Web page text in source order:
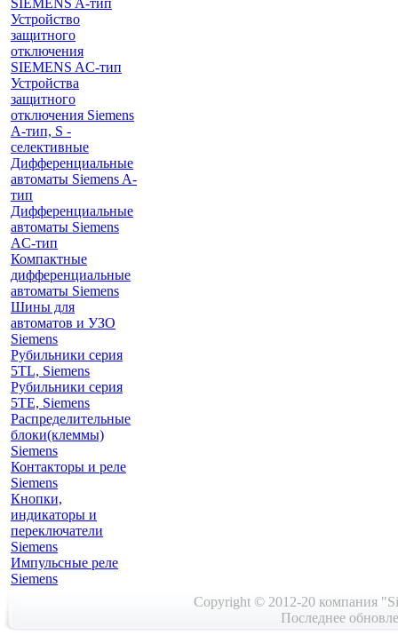
SIEMENS A-тип
Устройство
защитного
отключения
SIEMENS AС-тип
Устройства
защитного
отключения Siemens
A-тип, S -
селективные
Дифференциальные
автоматы Siemens A-
тип
Дифференциальные
автоматы Siemens
AС-тип
Компактные
дифференциальные
автоматы Siemens
Шины для
автоматов и УЗО
Siemens
Рубильники серия
5TL, Siemens
Рубильники серия
5TE, Siemens
Распределительные
блоки(клеммы)
Siemens
Контакторы и реле
Siemens
Кнопки,
индикаторы и
переключатели
Siemens
Импульсные реле
Siemens
Copyright © 2012-20 компания
Последнее